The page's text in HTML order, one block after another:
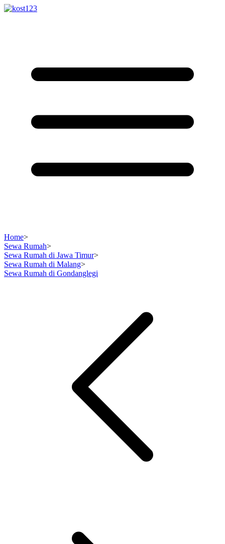
Home>
Sewa Rumah>
Sewa Rumah di Jawa Timur>
Sewa Rumah di Malang>
Sewa Rumah di Gondanglegi